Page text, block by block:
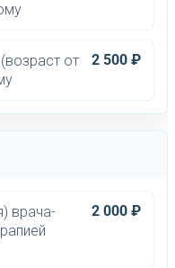
от
2 500 ₽
врача-
2 000 ₽